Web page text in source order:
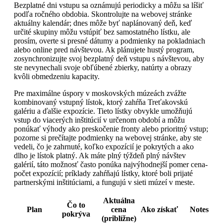
Bezplatné dni vstupu sa oznámujú periodicky a môžu sa líšiť
podľa ročného obdobia. Skontrolujte na webovej stránke
aktuálny kalendár; dnes môže byť naplánovaný deň, keď
určité skupiny môžu vstúpiť bez samostatného lístku, ale
prosím, overte si presné dátumy a podmienky na pokladniach
alebo online pred návštevou. Ak plánujete hustý program,
zosynchronizujte svoj bezplatný deň vstupu s návštevou, aby
ste nevynechali svoje obľúbené zbierky, natúrty a obrazy
kvôli obmedzeniu kapacity.
Pre maximálne úspory v moskovských múzeách zvážte
kombinovaný vstupný lístok, ktorý zahŕňa Treťakovskú
galériu a ďalšie expozície. Tieto lístky obvykle umožňujú
vstup do viacerých inštitúcií v určenom období a môžu
ponúkať výhody ako preskočenie fronty alebo prioritný vstup;
pozorne si prečítajte podmienky na webovej stránke, aby ste
vedeli, čo je zahrnuté, koľko expozícií je pokrytých a ako
dlho je lístok platný. Ak máte plný týždeň plný návštev
galérií, táto možnosť často ponúka najvýhodnejší pomer cena-
počet expozícií; príklady zahŕňajú lístky, ktoré boli prijaté
partnerskými inštitúciami, a fungujú v sieti múzeí v meste.
Plan
Čo to
pokrýva
Aktuálna
cena
(priblížne)
Ako získať Notes